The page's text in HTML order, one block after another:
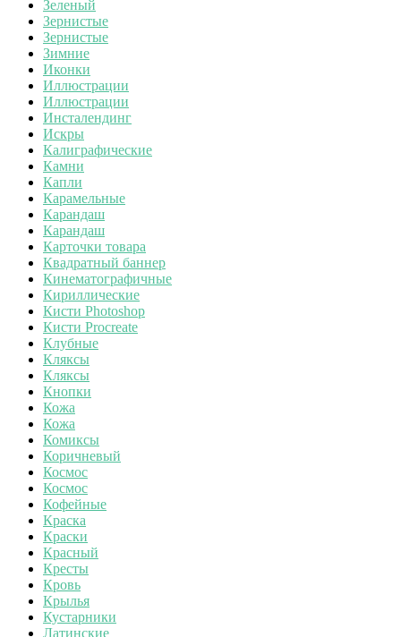
Зеленый
Зернистые
Зернистые
Зимние
Иконки
Иллюстрации
Иллюстрации
Инсталендинг
Искры
Калиграфические
Камни
Капли
Карамельные
Карандаш
Карандаш
Карточки товара
Квадратный баннер
Кинематографичные
Кириллические
Кисти Photoshop
Кисти Procreate
Клубные
Кляксы
Кляксы
Кнопки
Кожа
Кожа
Комиксы
Коричневый
Космос
Космос
Кофейные
Краска
Краски
Красный
Кресты
Кровь
Крылья
Кустарники
Латинские